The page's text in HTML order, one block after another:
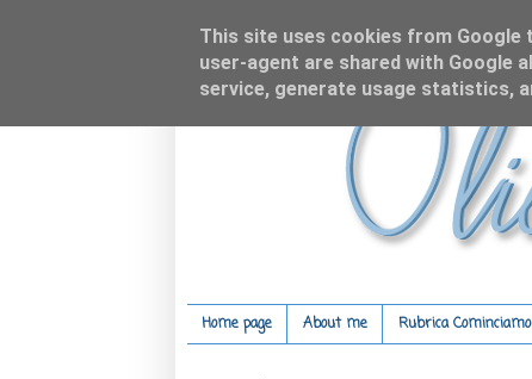
Home page About me Rubrica
This site uses cookies from Google
user-agent are shared with Google
service, generate usage statistics,